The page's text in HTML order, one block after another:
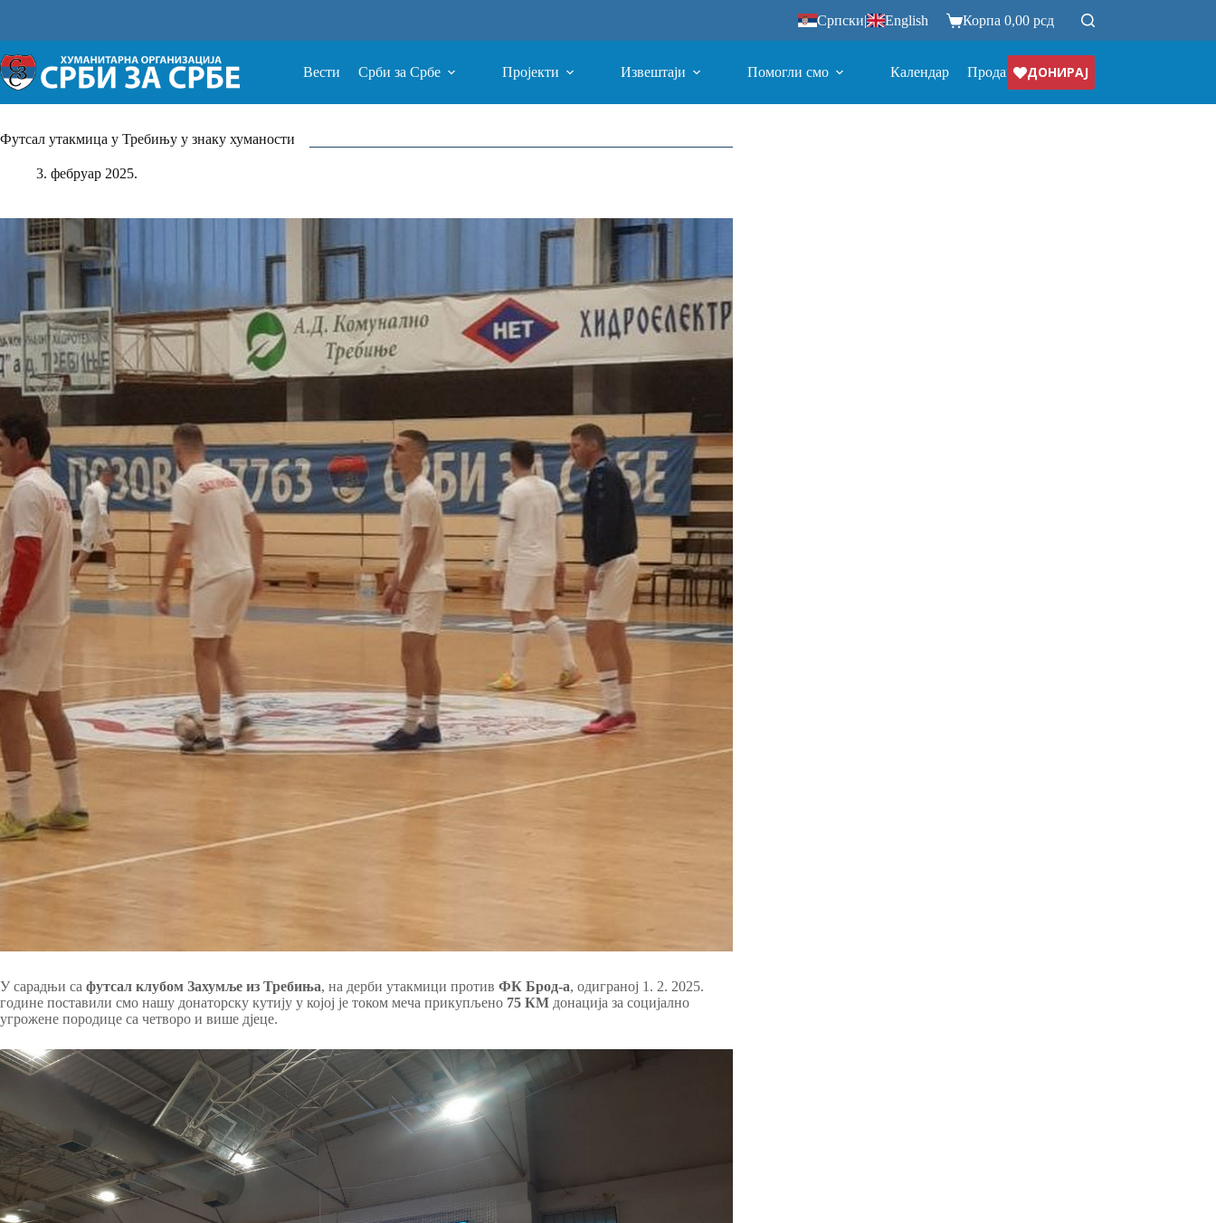
Српски| English Корпа 0,00 рсд
Вести Срби за Србе Пројекти Извештаји Помогли смо Календар ПродавницаДОНИРАЈ
Футсал утакмица у Требињу у знаку хуманости
3. фебруар 2025.
У сарадњи са футсал клубом Захумље из Требиња, на дерби утакмици против ФК Брод-а, одиграној 1. 2. 2025.
године поставили смо нашу донаторску кутију у којој је током меча прикупљено 75 КМ донација за социјално
угрожене породице са четворо и више дјеце.